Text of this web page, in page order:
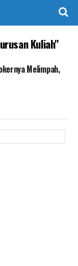
Kuliah"
Melimpah,